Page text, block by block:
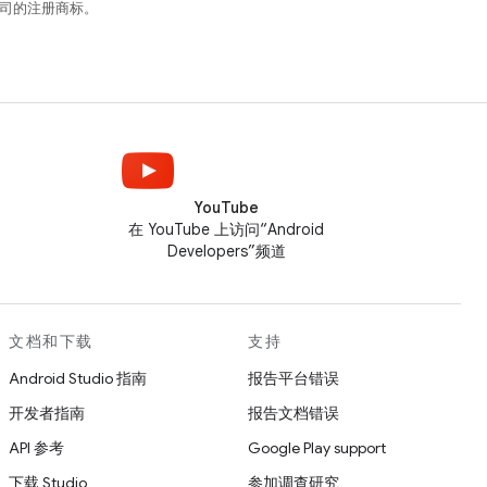
的注册商标。
YouTube
在 YouTube 上访问“Android
Developers”频道
文档和下载
Android Studio 指南
开发者指南
API 参考
下载 Studio
支持
报告平台错误
报告文档错误
Google Play support
参加调查研究